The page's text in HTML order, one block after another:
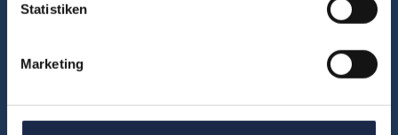
Statistiken
Marketing
Social & Community
Formate